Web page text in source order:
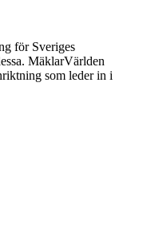
för Sveriges
MäklarVärlden
som leder in i